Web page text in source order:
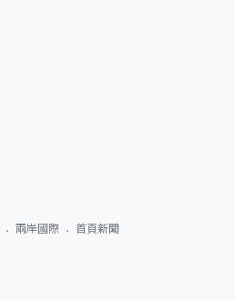
兩岸國際 首頁新聞